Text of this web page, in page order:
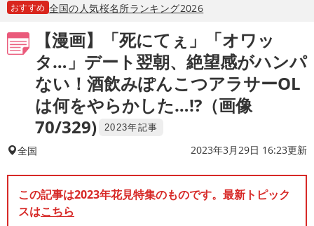
おすすめ 全国の人気桜名所ランキング2026
【漫画】「死にてぇ」「オワッ
タ…」デート翌朝、絶望感がハンパ
ない！酒飲みぽんこつアラサーOL
は何をやらかした…!?（画像
70/329)
2023年記事
全国 2023年3月29日 16:23更新
この記事は2023年花見特集のものです。最新トピック
スはこちら